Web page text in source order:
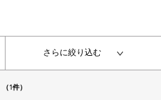
さらに絞り込む
（1件）